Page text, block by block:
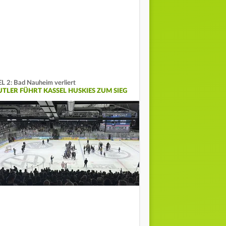
2: Bad Nauheim verliert
FÜHRT KASSEL HUSKIES ZUM SIEG